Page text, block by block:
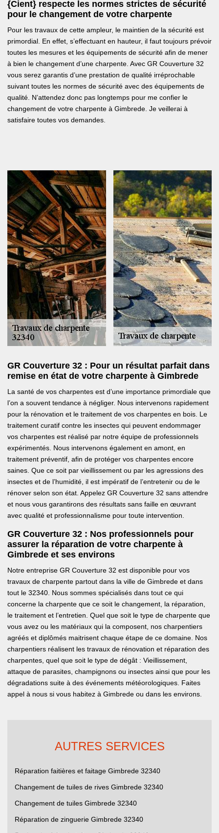
{Cient} respecte les normes strictes de sécurité
pour le changement de votre charpente
Pour les travaux de cette ampleur, le maintien de la sécurité est
primordial. En effet, s’effectuant en hauteur, il faut toujours prévoir
toutes les mesures et les équipements de sécurité afin de mener
à bien le changement d’une charpente. Avec GR Couverture 32
vous serez garantis d’une prestation de qualité irréprochable
suivant toutes les normes de sécurité avec des équipements de
qualité. N’attendez donc pas longtemps pour me confier le
changement de votre charpente à Gimbrede. Je veillerai à
satisfaire toutes vos demandes.
GR Couverture 32 : Pour un résultat parfait dans
remise en état de votre charpente à Gimbrede
La santé de vos charpentes est d’une importance primordiale que
l’on a souvent tendance à négliger. Nous intervenons rapidement
pour la rénovation et le traitement de vos charpentes en bois. Le
traitement curatif contre les insectes qui peuvent endommager
vos charpentes est réalisé par notre équipe de professionnels
expérimentés. Nous intervenons également en amont, en
traitement préventif, afin de protéger vos charpentes encore
saines. Que ce soit par vieillissement ou par les agressions des
insectes et de l’humidité, il est impératif de l’entretenir ou de le
rénover selon son état. Appelez GR Couverture 32 sans attendre
et nous vous garantirons des résultats sans faille en œuvrant
avec qualité et professionnalisme pour toute intervention.
GR Couverture 32 : Nos professionnels pour
assurer la réparation de votre charpente à
Gimbrede et ses environs
Notre entreprise GR Couverture 32 est disponible pour vos
travaux de charpente partout dans la ville de Gimbrede et dans
tout le 32340. Nous sommes spécialisés dans tout ce qui
concerne la charpente que ce soit le changement, la réparation,
le traitement et l’entretien. Quel que soit le type de charpente que
vous avez ou les matériaux qui la composent, nos charpentiers
agréés et diplômés maitrisent chaque étape de ce domaine. Nos
charpentiers réalisent les travaux de rénovation et réparation des
charpentes, quel que soit le type de dégât : Vieillissement,
attaque de parasites, champignons ou insectes ainsi que pour les
dégradations suite à des événements météorologiques. Faites
appel à nous si vous habitez à Gimbrede ou dans les environs.
AUTRES SERVICES
Réparation faitières et faitage Gimbrede 32340
Changement de tuiles de rives Gimbrede 32340
Changement de tuiles Gimbrede 32340
Réparation de zinguerie Gimbrede 32340